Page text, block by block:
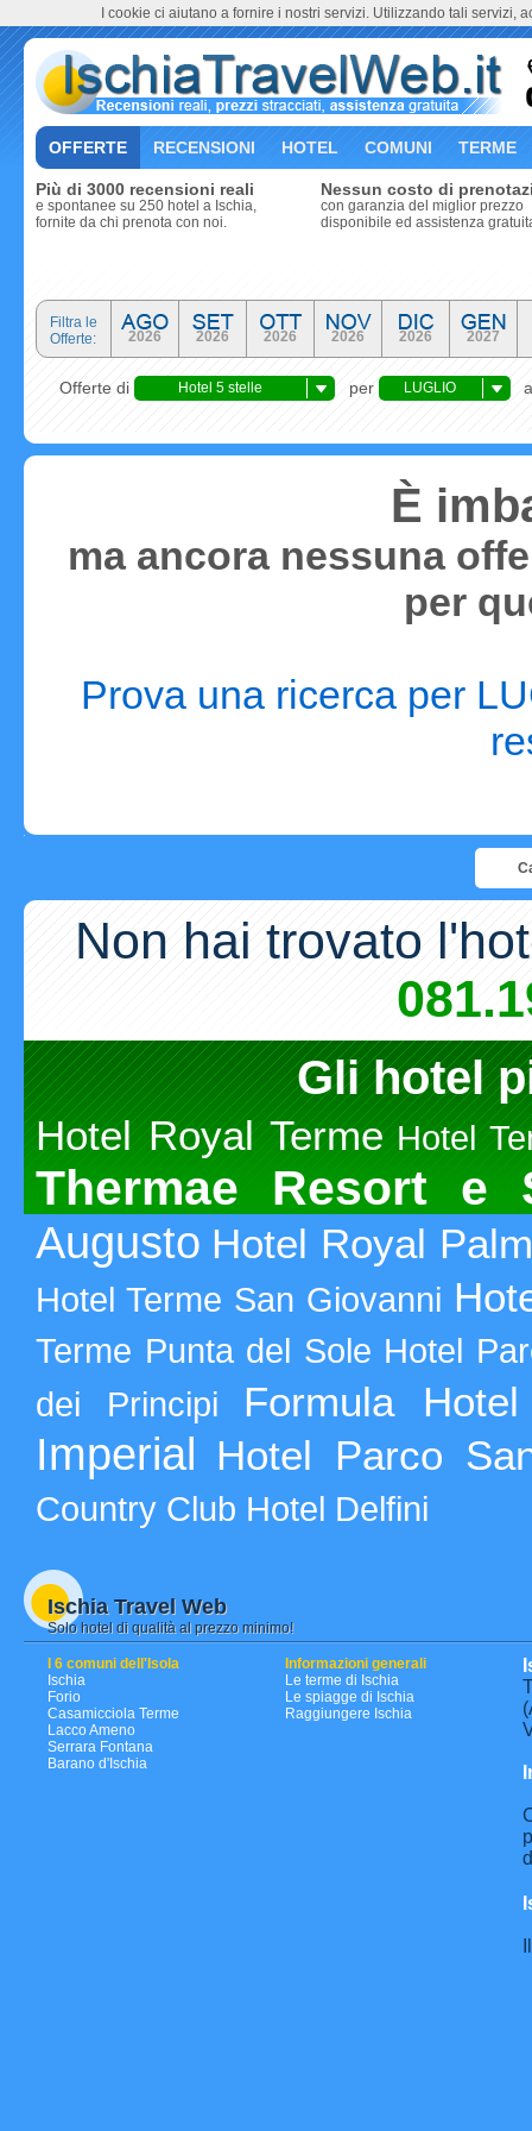
OFFERTE RECENSIONI HOTEL COMUNI TERME
Più di 3000 recensioni reali
e spontanee su 250 hotel a Ischia,
fornite da chi prenota con noi.
Nessun costo di
con garanzia del miglior prezzo
disponibile ed assistenza
Filtra le
Offerte:
2026 2026 2026 2026 2026 2027
Offerte di Hotel 5 stelle per LUGLIO
È
ma ancora nessuna
per
Prova una ricerca per
Non hai trovato
Gli hotel
Hotel Royal Terme Hotel
Thermae Resort e
Augusto Hotel Royal Palm
Hotel Terme San Giovanni
Terme Punta del Sole Hotel
dei Principi
Formula
Imperial Hotel Parco
Country Club Hotel Delfini
Ischia Travel Web
Solo hotel di qualità al prezzo minimo!
I 6 comuni dell'Isola
Ischia
Forio
Casamicciola Terme
Lacco Ameno
Serrara Fontana
Barano d'Ischia
Informazioni generali
Le terme di Ischia
Le spiagge di Ischia
Raggiungere Ischia
I cookie ci aiutano a fornire i nostri servizi. Utilizzando tali servizi,